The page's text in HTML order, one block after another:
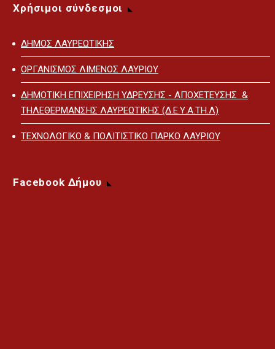
Χρήσιμοι σύνδεσμοι
ΔΗΜΟΣ ΛΑΥΡΕΩΤΙΚΗΣ
ΟΡΓΑΝΙΣΜΟΣ ΛΙΜΕΝΟΣ ΛΑΥΡΙΟΥ
ΔΗΜΟΤΙΚΗ ΕΠΙΧΕΙΡΗΣΗ ΥΔΡΕΥΣΗΣ - ΑΠΟΧΕΤΕΥΣΗΣ &
ΤΗΛΕΘΕΡΜΑΝΣΗΣ ΛΑΥΡΕΩΤΙΚΗΣ (Δ.Ε.Υ.Α.ΤΗ.Λ)
ΤΕΧΝΟΛΟΓΙΚΟ & ΠΟΛΙΤΙΣΤΙΚΟ ΠΑΡΚΟ ΛΑΥΡΙΟΥ
Facebook Δήμου